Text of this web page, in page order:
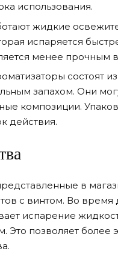
использования.
жидкие
испаряется
менее
состоят
запахом. Они
композиции.
действия.
в
с винтом. Во
испарение
Это позволяет более